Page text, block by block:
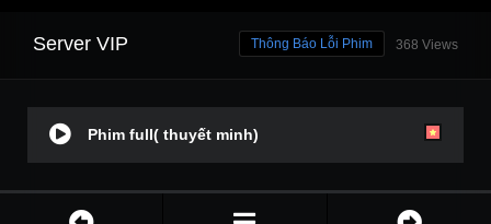
Server VIP 368 Views
Thông Báo Lỗi Phim
Phim full( thuyết minh)